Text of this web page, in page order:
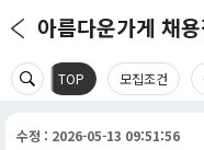
아름다운가게 채
TOP 모집조건
수정 : 2026-05-13 09:51:56